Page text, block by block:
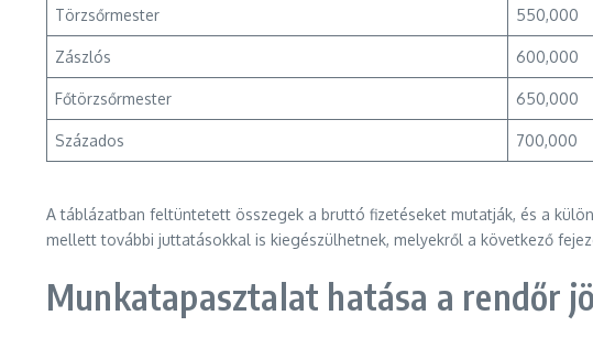
Törzsőrmester 550,000
Zászlós 600,000
Főtörzsőrmester 650,000
Százados 700,000
A táblázatban feltüntetett összegek a bruttó fizetéseket mutatják, és a
mellett további juttatásokkal is kiegészülhetnek, melyekről a következő
Munkatapasztalat hatása a rendőr